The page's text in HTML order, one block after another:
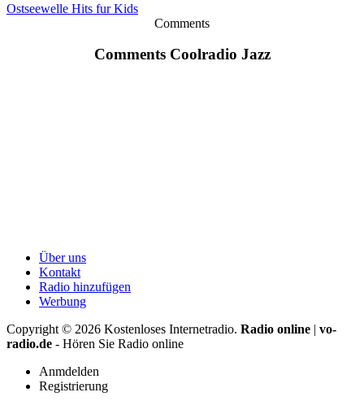
Ostseewelle Hits fur Kids
Comments
Comments Coolradio Jazz
Über uns
Kontakt
Radio hinzufügen
Werbung
Copyright © 2026 Kostenloses Internetradio. Radio online | vo-
radio.de - Hören Sie Radio online
Anmdelden
Registrierung